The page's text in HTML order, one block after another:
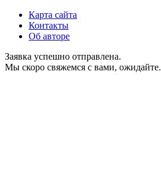
Карта сайта
Контакты
Об авторе
Заявка успешно отправлена.
Мы скоро свяжемся с вами, ожидайте.